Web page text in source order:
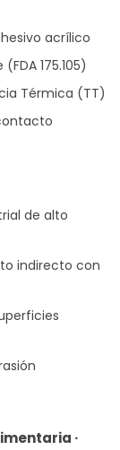
acrílico
175.105)
Térmica (TT)
de alto
indirecto con
·